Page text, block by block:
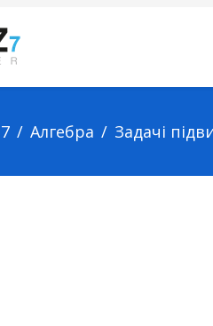
Алгебра Задачі